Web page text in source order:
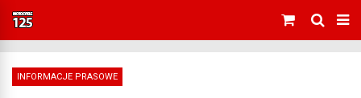
INFORMACJE PRASOWE